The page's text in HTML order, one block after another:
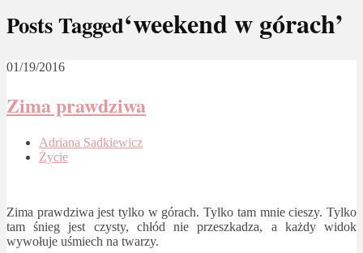
Posts Tagged‘weekend w górach’
01/19/2016
Zima prawdziwa
Adriana Sadkiewicz
Życie
Zima prawdziwa jest tylko w górach. Tylko tam mnie cieszy. Tylko
tam śnieg jest czysty, chłód nie przeszkadza, a każdy widok
wywołuje uśmiech na twarzy.